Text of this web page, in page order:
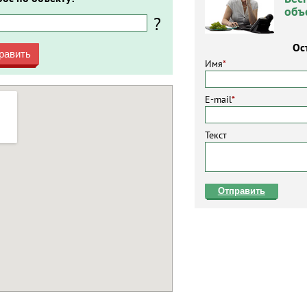
Имя*
E-mail*
Текст
Отправить
?